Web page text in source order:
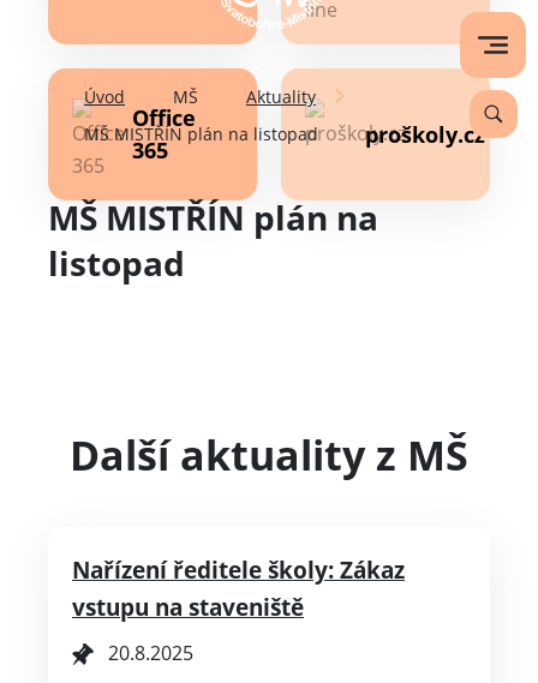
Office
365
proškoly.cz
Úvod MŠ
Aktuality
MŠ MISTŘÍN plán na listopad
MŠ MISTŘÍN plán na
listopad
Další aktuality z MŠ
Nařízení ředitele školy: Zákaz
vstupu na staveniště
20.8.2025